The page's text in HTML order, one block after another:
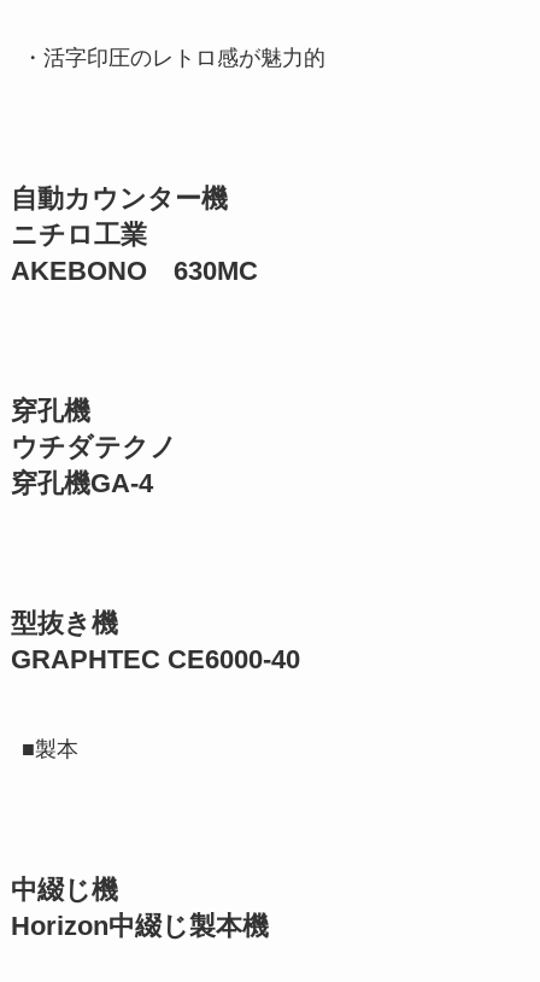
・活字印圧のレトロ感が魅力的
自動カウンター機
ニチロ工業
AKEBONO 630MC
穿孔機
ウチダテクノ
穿孔機GA-4
型抜き機
GRAPHTEC CE6000-40
■製本
中綴じ機
Horizon中綴じ製本機